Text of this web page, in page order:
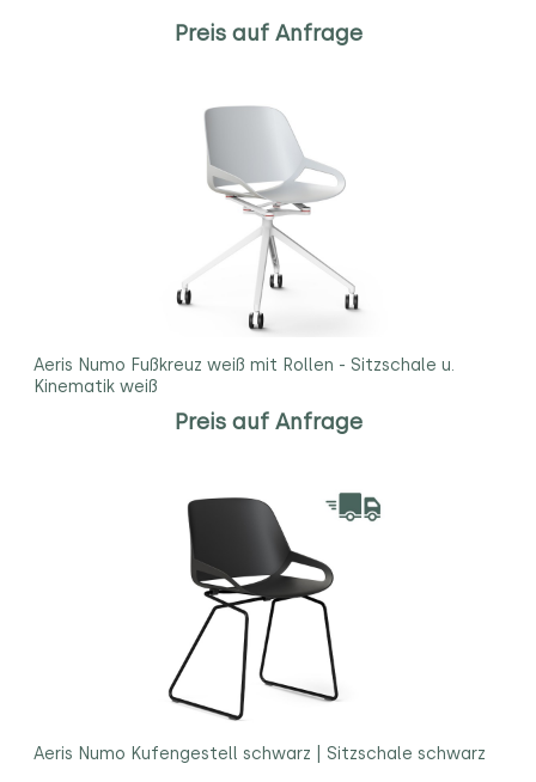
Preis auf Anfrage
Aeris Numo Fußkreuz weiß mit Rollen - Sitzschale u.
Kinematik weiß
Preis auf Anfrage
Aeris Numo Kufengestell schwarz | Sitzschale schwarz